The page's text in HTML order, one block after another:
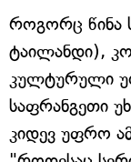
როგორც წინა
ტაილანდი),
კულტურული
საფრანგეთი
კიდევ უფრო